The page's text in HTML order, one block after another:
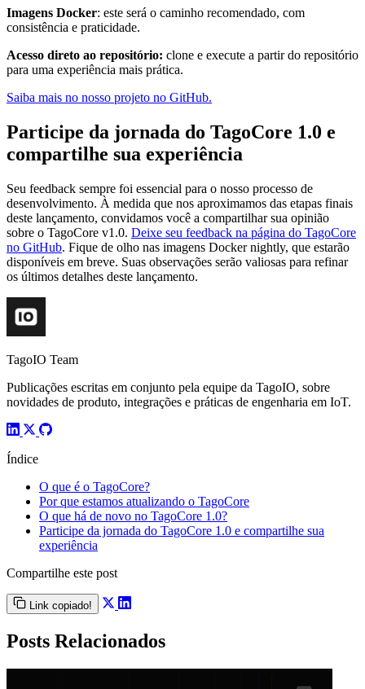
Imagens Docker: este será o caminho recomendado, com
consistência e praticidade.
Acesso direto ao repositório: clone e execute a partir do repositório
para uma experiência mais prática.
Saiba mais no nosso projeto no GitHub.
Participe da jornada do TagoCore 1.0 e
compartilhe sua experiência
Seu feedback sempre foi essencial para o nosso processo de
desenvolvimento. À medida que nos aproximamos das etapas finais
deste lançamento, convidamos você a compartilhar sua opinião
sobre o TagoCore v1.0. Deixe seu feedback na página do TagoCore
no GitHub. Fique de olho nas imagens Docker nightly, que estarão
disponíveis em breve. Suas observações serão valiosas para refinar
os últimos detalhes deste lançamento.
TagoIO Team
Publicações escritas em conjunto pela equipe da TagoIO, sobre
novidades de produto, integrações e práticas de engenharia em IoT.
Índice
O que é o TagoCore?
Por que estamos atualizando o TagoCore
O que há de novo no TagoCore 1.0?
Participe da jornada do TagoCore 1.0 e compartilhe sua
experiência
Compartilhe este post
Link copiado!
Posts Relacionados